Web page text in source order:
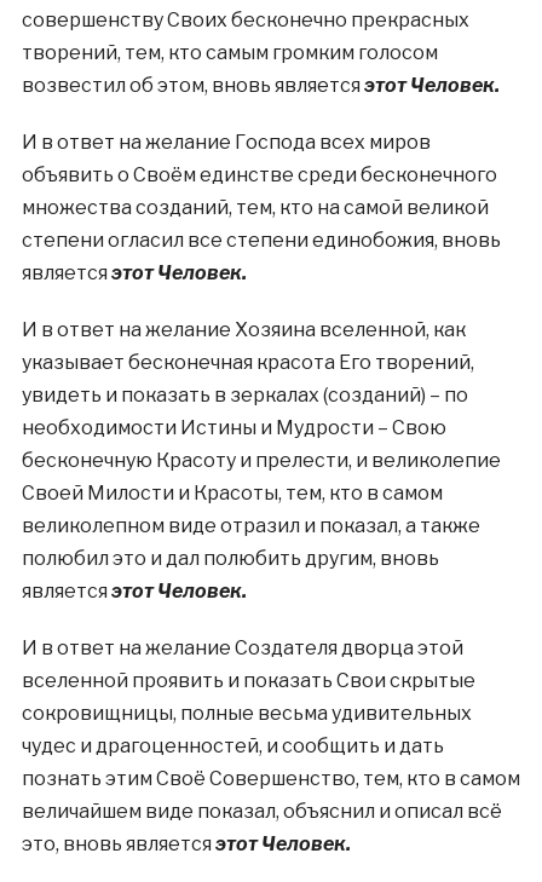
совершенству Своих бесконечно прекрасных
творений, тем, кто самым громким голосом
возвестил об этом, вновь является этот Человек.
И в ответ на желание Господа всех миров
объявить о Своём единстве среди бесконечного
множества созданий, тем, кто на самой великой
степени огласил все степени единобожия, вновь
является этот Человек.
И в ответ на желание Хозяина вселенной, как
указывает бесконечная красота Его творений,
увидеть и показать в зеркалах (созданий) – по
необходимости Истины и Мудрости – Свою
бесконечную Красоту и прелести, и великолепие
Своей Милости и Красоты, тем, кто в самом
великолепном виде отразил и показал, а также
полюбил это и дал полюбить другим, вновь
является этот Человек.
И в ответ на желание Создателя дворца этой
вселенной проявить и показать Свои скрытые
сокровищницы, полные весьма удивительных
чудес и драгоценностей, и сообщить и дать
познать этим Своё Совершенство, тем, кто в самом
величайшем виде показал, объяснил и описал всё
это, вновь является этот Человек.